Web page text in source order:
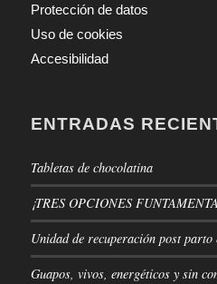
Protección de datos
Uso de cookies
Accesibilidad
ENTRADAS
Tabletas de chocolatina
¡TRES OPCIONES
Unidad de recuperación post
Guapos, vivos, energéticos y sin